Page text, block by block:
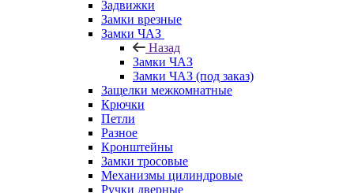
Задвижки
Замки врезные
Замки ЧАЗ
Назад
Замки ЧАЗ
Замки ЧАЗ (под заказ)
Защелки межкомнатные
Крючки
Петли
Разное
Кронштейны
Замки тросовые
Механизмы цилиндровые
Ручки дверные